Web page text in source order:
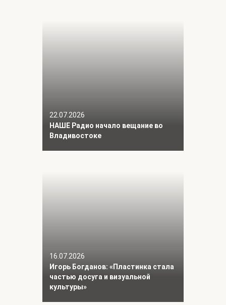
22.07.2026
НАШЕ Радио начало вещание во
Владивостоке
16.07.2026
Игорь Богданов: «Пластинка стала
частью досуга и визуальной
культуры»